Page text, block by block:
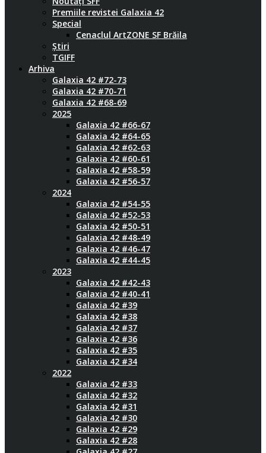
Premiile revistei Galaxia 42
Special
Cenaclul ArtZONE SF Brăila
Știri
TGIFF
Arhiva
Galaxia 42 #72-73
Galaxia 42 #70-71
Galaxia 42 #68-69
2025
Galaxia 42 #66-67
Galaxia 42 #64-65
Galaxia 42 #62-63
Galaxia 42 #60-61
Galaxia 42 #58-59
Galaxia 42 #56-57
2024
Galaxia 42 #54-55
Galaxia 42 #52-53
Galaxia 42 #50-51
Galaxia 42 #48-49
Galaxia 42 #46-47
Galaxia 42 #44-45
2023
Galaxia 42 #42-43
Galaxia 42 #40-41
Galaxia 42 #39
Galaxia 42 #38
Galaxia 42 #37
Galaxia 42 #36
Galaxia 42 #35
Galaxia 42 #34
2022
Galaxia 42 #33
Galaxia 42 #32
Galaxia 42 #31
Galaxia 42 #30
Galaxia 42 #29
Galaxia 42 #28